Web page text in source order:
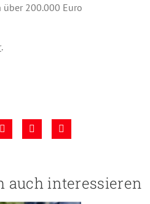
200.000 Euro
.
auch interessieren